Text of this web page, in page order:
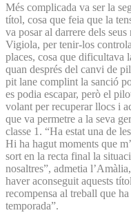
Més complicada va ser la
títol, cosa que feia que la
va posar al darrere dels
Vigiola, per tenir-los
places, cosa que dificultava
quan després del canvi de
pit lane complint la sanció
es podia escapar, però el
volant per recuperar llocs i
que va permetre a la seva
classe 1. “Ha estat una de
Hi ha hagut moments que
sort en la recta final la
nosaltres”, admetia
haver aconseguit aquests
recompensa al treball que
temporada”.